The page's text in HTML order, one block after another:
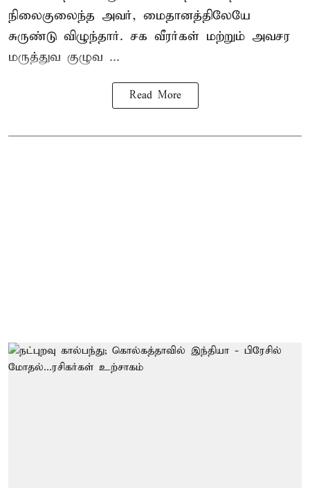
நிலைகுலைந்த அவர், மைதானத்திலேயே
சுருண்டு விழுந்தார். சக வீரர்கள் மற்றும் அவசர
மருத்துவ குழுவ ...
Read More